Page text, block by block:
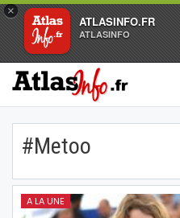
×
ATLASINFO.FR
ATLASINFO
#Metoo
A LA UNE